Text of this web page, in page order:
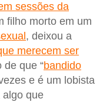
sessões da
filho morto em um
, deixou a
merecem ser
de que “bandido
e é um lobista
algo que